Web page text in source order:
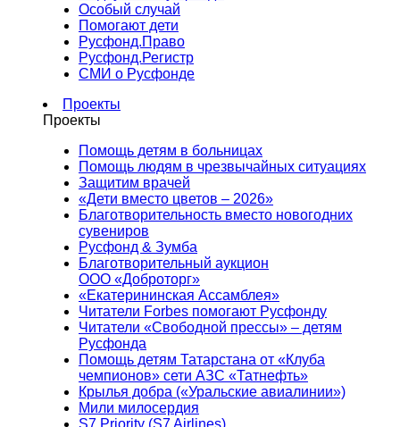
Особый случай
Помогают дети
Русфонд.Право
Русфонд.Регистр
СМИ о Русфонде
Проекты
Проекты
Помощь детям в больницах
Помощь людям в чрезвычайных ситуациях
Защитим врачей
«Дети вместо цветов – 2026»
Благотворительность вместо новогодних
сувениров
Русфонд & Зумба
Благотворительный аукцион
ООО «Доброторг»
«Екатерининская Ассамблея»
Читатели Forbes помогают Русфонду
Читатели «Свободной прессы» – детям
Русфонда
Помощь детям Татарстана от «Клуба
чемпионов» сети АЗС «Татнефть»
Крылья добра («Уральские авиалинии»)
Мили милосердия
S7 Priority (S7 Airlines)